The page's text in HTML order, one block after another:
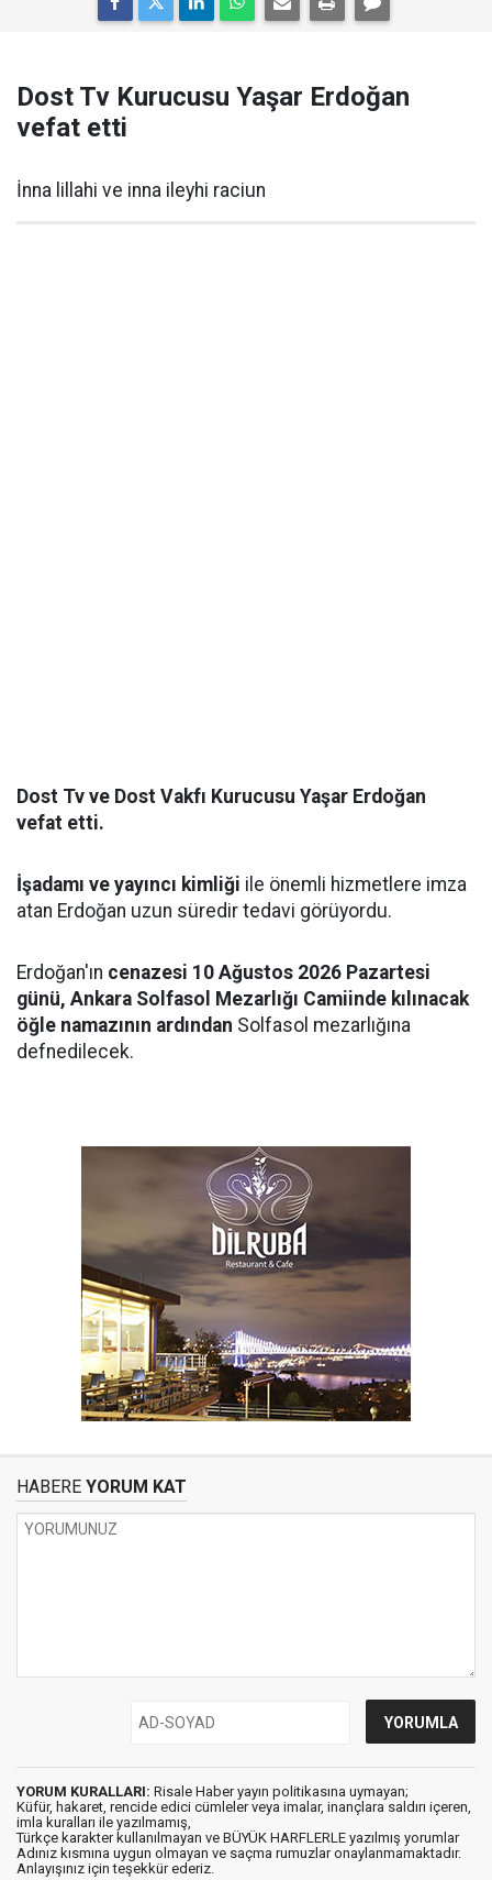
Dost Tv Kurucusu Yaşar Erdoğan
vefat etti
İnna lillahi ve inna ileyhi raciun
Dost Tv ve Dost Vakfı Kurucusu Yaşar Erdoğan
vefat etti.
İşadamı ve yayıncı kimliği ile önemli hizmetlere imza
atan Erdoğan uzun süredir tedavi görüyordu.
Erdoğan'ın cenazesi 10 Ağustos 2026 Pazartesi
günü, Ankara Solfasol Mezarlığı Camiinde kılınacak
öğle namazının ardından Solfasol mezarlığına
defnedilecek.
HABERE YORUM KAT
YORUM KURALLARI: Risale Haber yayın politikasına uymayan;
Küfür, hakaret, rencide edici cümleler veya imalar, inançlara saldırı içeren,
imla kuralları ile yazılmamış,
Türkçe karakter kullanılmayan ve BÜYÜK HARFLERLE yazılmış yorumlar
Adınız kısmına uygun olmayan ve saçma rumuzlar onaylanmamaktadır.
Anlayışınız için teşekkür ederiz.